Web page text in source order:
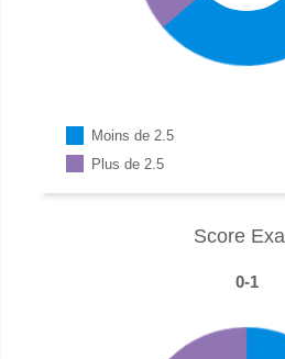
Moins de 2.5
Plus de 2.5
Score
0-1